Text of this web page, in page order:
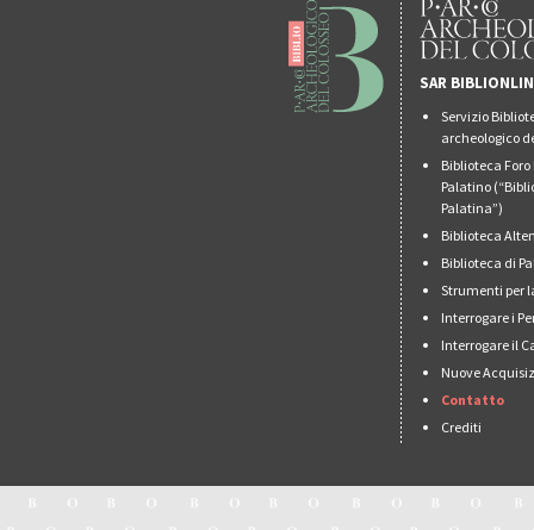
SAR
Servizio
archeologico
Biblioteca
Palatino
Palatina”)
Biblioteca
Biblioteca di
Strumenti per
Interrogare i
Interrogare il
Nuove
Contatto
Crediti